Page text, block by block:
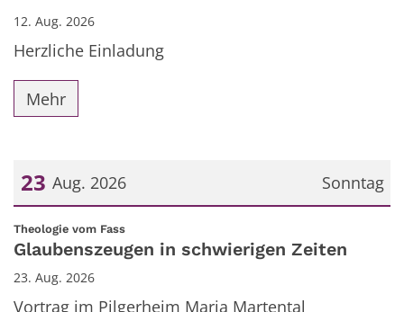
12. Aug. 2026
Herzliche Einladung
Mehr
Sonntag
23 Aug. 2026
Datum: 23. August 2026
Theologie vom Fass:
Glaubenszeugen in schwierigen Zeiten
23. Aug. 2026
Vortrag im Pilgerheim Maria Martental